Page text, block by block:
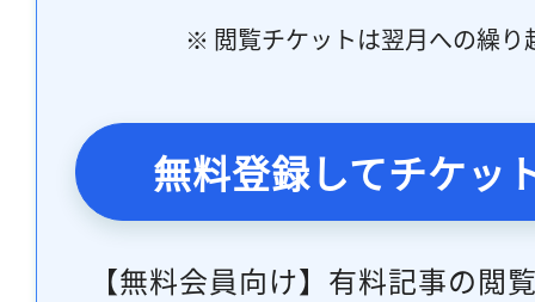
※ 閲覧チケットは翌月への繰り
無料登録してチケッ
【無料会員向け】有料記事の閲